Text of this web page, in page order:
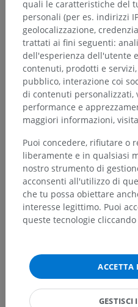
sguardo verticale, la
paramediana controlla lo
formazione reticolare
della testa e il mantenimento
connettono con i nuclei
movimenti saccadici degli
midollo spinale (attraverso i
discendenti) per coordinare
con i movimenti degli occhi.
La traduzione
Bibliografia
Snell, R.S. (2010). ‘Chapter 9:
Clinical Neuroanatomy
Mangold, S.A. and M Das, J.
[Updated 2023 Jul 24]. In:
StatPearls Publishing; 2023 Jan-.
https://www.ncbi.nlm.nih.gov/
quali le caratteristiche del
personali (per es. indirizzi
geolocalizzazione,
trattati ai fini seguenti:
dell'esperienza dell'utente
contenuti, prodotti e
pubblico, interazione coi
di contenuti personalizzati,
performance e
maggiori informazioni, visita
Puoi concedere, rifiutare o
liberamente e in qualsiasi
nostro strumento di
acconsenti all'utilizzo di
che tu possa obiettare
interesse legittimo. Puoi
queste tecnologie
ACCETTA
GESTISCI